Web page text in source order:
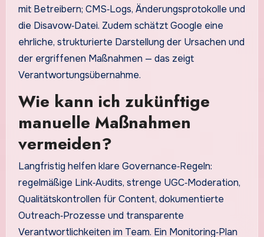
mit Betreibern; CMS‑Logs, Änderungsprotokolle und
die Disavow‑Datei. Zudem schätzt Google eine
ehrliche, strukturierte Darstellung der Ursachen und
der ergriffenen Maßnahmen — das zeigt
Verantwortungsübernahme.
Wie kann ich zukünftige
manuelle Maßnahmen
vermeiden?
Langfristig helfen klare Governance‑Regeln:
regelmäßige Link‑Audits, strenge UGC‑Moderation,
Qualitätskontrollen für Content, dokumentierte
Outreach‑Prozesse und transparente
Verantwortlichkeiten im Team. Ein Monitoring‑Plan